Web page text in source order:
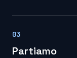
03
Partiamo